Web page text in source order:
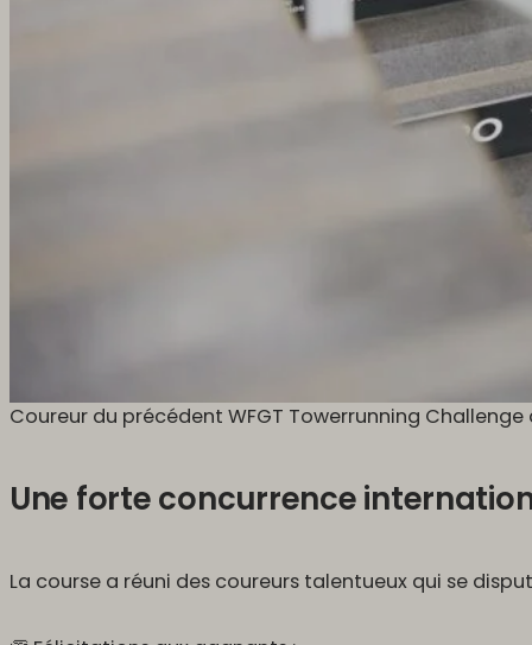
Coureur du précédent WFGT Towerrunning Challenge
Une forte concurrence
La course a réuni des coureurs talentueux qui se